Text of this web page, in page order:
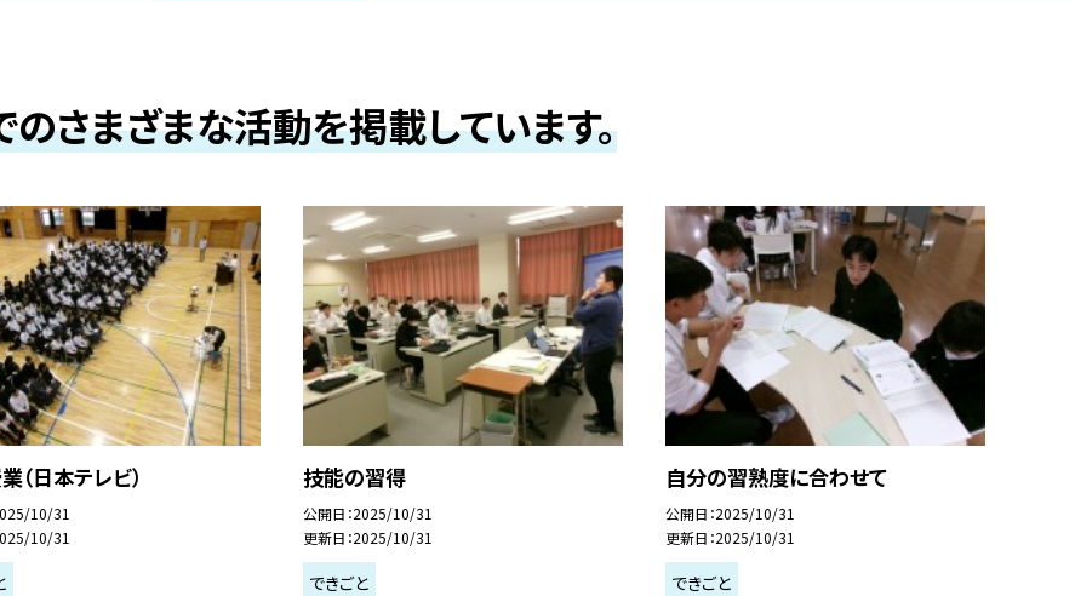
さまざまな活動を掲載しています。
（日本テレビ）
10/31
10/31
技能の習得
公開日 2025/10/31
更新日 2025/10/31
できごと
自分の習熟度に合わせて
公開日 2025/10/31
更新日 2025/10/31
できごと